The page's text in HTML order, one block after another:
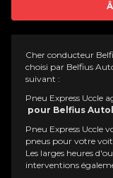
Cher conducteur
choisi par Belfius
suivant :
Pneu Express Uccle
pour Belfius
Pneu Express Uccle
pneus pour votre
Les larges heures
interventions